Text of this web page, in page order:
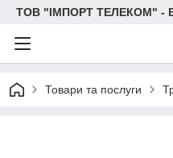
ТОВ "IМПОРТ ТЕЛЕКОМ" -
Товари та послуги